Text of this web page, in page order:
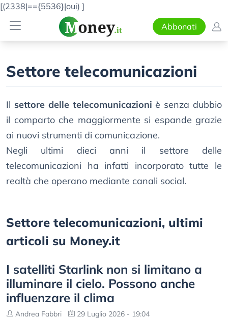
[(2338|=={5536}|oui) ]
Abbonati
Settore telecomunicazioni
Il settore delle telecomunicazioni è senza dubbio
il comparto che maggiormente si espande grazie
ai nuovi strumenti di comunicazione.
Negli ultimi dieci anni il settore delle
telecomunicazioni ha infatti incorporato tutte le
realtà che operano mediante canali social.
Settore telecomunicazioni, ultimi
articoli su Money.it
I satelliti Starlink non si limitano a
illuminare il cielo. Possono anche
influenzare il clima
Andrea Fabbri 29 Luglio 2026 - 19:04